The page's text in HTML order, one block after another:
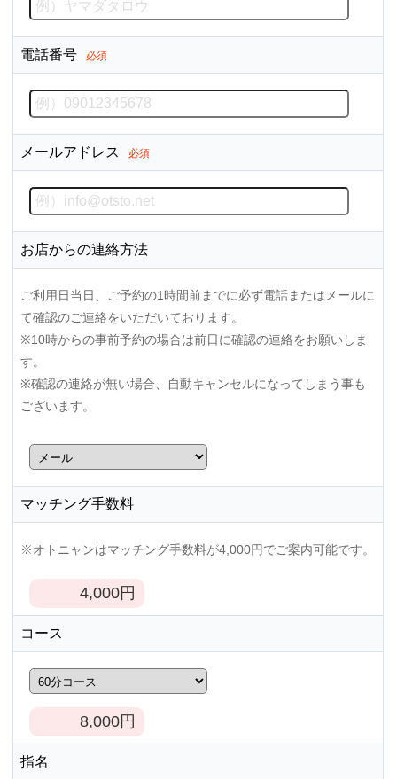
電話番号 必須
メールアドレス 必須
お店からの連絡方法
ご利用日当日、ご予約の1時間前までに必ず電話またはメールに
て確認のご連絡をいただいております。
※10時からの事前予約の場合は前日に確認の連絡をお願いしま
す。
※確認の連絡が無い場合、自動キャンセルになってしまう事も
ございます。
マッチング手数料
※オトニャンはマッチング手数料が4,000円でご案内可能です。
4,000円
コース
8,000円
指名